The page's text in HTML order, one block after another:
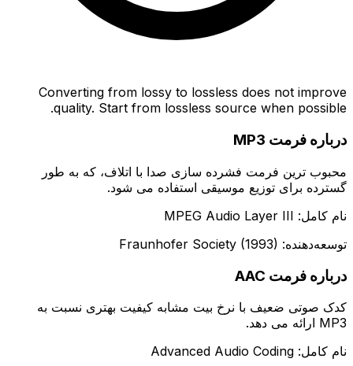
Converting from lossy to lossless does not improve
quality. Start from lossless source when possible.
درباره فرمت MP3
محبوب ترین فرمت فشرده سازی صدا با اتلاف، که به طور
گسترده برای توزیع موسیقی استفاده می شود.
نام کامل: MPEG Audio Layer III
توسعه‌دهنده: Fraunhofer Society (1993)
درباره فرمت AAC
کدک صوتی ضعیف با نرخ بیت مشابه کیفیت بهتری نسبت به
MP3 ارائه می دهد.
نام کامل: Advanced Audio Coding